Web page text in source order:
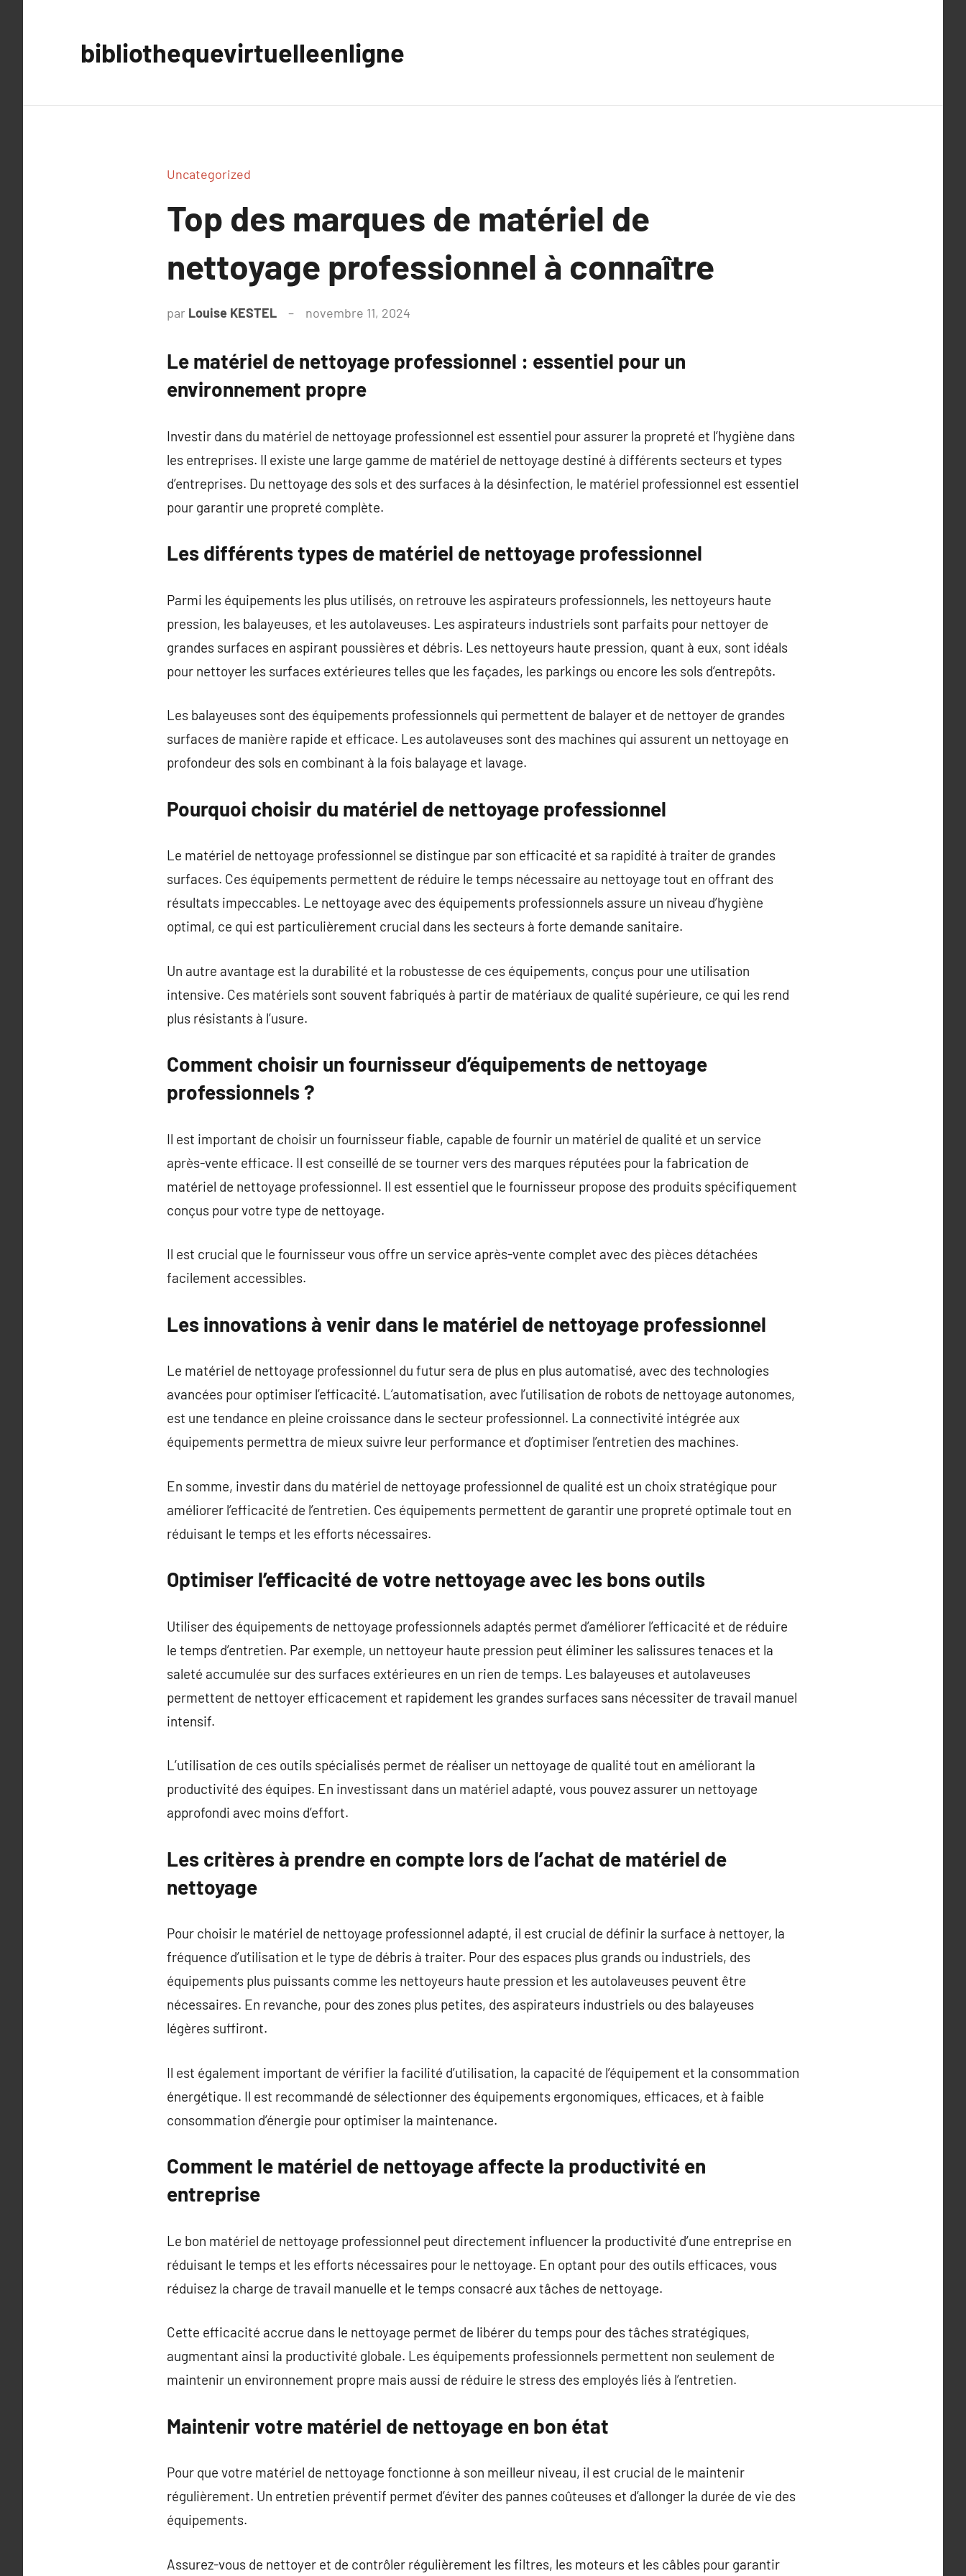
bibliothequevirtuelleenligne
Uncategorized
Top des marques de matériel de
nettoyage professionnel à connaître
par Louise KESTEL novembre 11, 2024
Le matériel de nettoyage professionnel : essentiel pour un
environnement propre
Investir dans du matériel de nettoyage professionnel est essentiel pour assurer la propreté et l’hygiène dans
les entreprises. Il existe une large gamme de matériel de nettoyage destiné à différents secteurs et types
d’entreprises. Du nettoyage des sols et des surfaces à la désinfection, le matériel professionnel est essentiel
pour garantir une propreté complète.
Les différents types de matériel de nettoyage professionnel
Parmi les équipements les plus utilisés, on retrouve les aspirateurs professionnels, les nettoyeurs haute
pression, les balayeuses, et les autolaveuses. Les aspirateurs industriels sont parfaits pour nettoyer de
grandes surfaces en aspirant poussières et débris. Les nettoyeurs haute pression, quant à eux, sont idéals
pour nettoyer les surfaces extérieures telles que les façades, les parkings ou encore les sols d’entrepôts.
Les balayeuses sont des équipements professionnels qui permettent de balayer et de nettoyer de grandes
surfaces de manière rapide et efficace. Les autolaveuses sont des machines qui assurent un nettoyage en
profondeur des sols en combinant à la fois balayage et lavage.
Pourquoi choisir du matériel de nettoyage professionnel
Le matériel de nettoyage professionnel se distingue par son efficacité et sa rapidité à traiter de grandes
surfaces. Ces équipements permettent de réduire le temps nécessaire au nettoyage tout en offrant des
résultats impeccables. Le nettoyage avec des équipements professionnels assure un niveau d’hygiène
optimal, ce qui est particulièrement crucial dans les secteurs à forte demande sanitaire.
Un autre avantage est la durabilité et la robustesse de ces équipements, conçus pour une utilisation
intensive. Ces matériels sont souvent fabriqués à partir de matériaux de qualité supérieure, ce qui les rend
plus résistants à l’usure.
Comment choisir un fournisseur d’équipements de nettoyage
professionnels ?
Il est important de choisir un fournisseur fiable, capable de fournir un matériel de qualité et un service
après-vente efficace. Il est conseillé de se tourner vers des marques réputées pour la fabrication de
matériel de nettoyage professionnel. Il est essentiel que le fournisseur propose des produits spécifiquement
conçus pour votre type de nettoyage.
Il est crucial que le fournisseur vous offre un service après-vente complet avec des pièces détachées
facilement accessibles.
Les innovations à venir dans le matériel de nettoyage professionnel
Le matériel de nettoyage professionnel du futur sera de plus en plus automatisé, avec des technologies
avancées pour optimiser l’efficacité. L’automatisation, avec l’utilisation de robots de nettoyage autonomes,
est une tendance en pleine croissance dans le secteur professionnel. La connectivité intégrée aux
équipements permettra de mieux suivre leur performance et d’optimiser l’entretien des machines.
En somme, investir dans du matériel de nettoyage professionnel de qualité est un choix stratégique pour
améliorer l’efficacité de l’entretien. Ces équipements permettent de garantir une propreté optimale tout en
réduisant le temps et les efforts nécessaires.
Optimiser l’efficacité de votre nettoyage avec les bons outils
Utiliser des équipements de nettoyage professionnels adaptés permet d’améliorer l’efficacité et de réduire
le temps d’entretien. Par exemple, un nettoyeur haute pression peut éliminer les salissures tenaces et la
saleté accumulée sur des surfaces extérieures en un rien de temps. Les balayeuses et autolaveuses
permettent de nettoyer efficacement et rapidement les grandes surfaces sans nécessiter de travail manuel
intensif.
L’utilisation de ces outils spécialisés permet de réaliser un nettoyage de qualité tout en améliorant la
productivité des équipes. En investissant dans un matériel adapté, vous pouvez assurer un nettoyage
approfondi avec moins d’effort.
Les critères à prendre en compte lors de l’achat de matériel de
nettoyage
Pour choisir le matériel de nettoyage professionnel adapté, il est crucial de définir la surface à nettoyer, la
fréquence d’utilisation et le type de débris à traiter. Pour des espaces plus grands ou industriels, des
équipements plus puissants comme les nettoyeurs haute pression et les autolaveuses peuvent être
nécessaires. En revanche, pour des zones plus petites, des aspirateurs industriels ou des balayeuses
légères suffiront.
Il est également important de vérifier la facilité d’utilisation, la capacité de l’équipement et la consommation
énergétique. Il est recommandé de sélectionner des équipements ergonomiques, efficaces, et à faible
consommation d’énergie pour optimiser la maintenance.
Comment le matériel de nettoyage affecte la productivité en
entreprise
Le bon matériel de nettoyage professionnel peut directement influencer la productivité d’une entreprise en
réduisant le temps et les efforts nécessaires pour le nettoyage. En optant pour des outils efficaces, vous
réduisez la charge de travail manuelle et le temps consacré aux tâches de nettoyage.
Cette efficacité accrue dans le nettoyage permet de libérer du temps pour des tâches stratégiques,
augmentant ainsi la productivité globale. Les équipements professionnels permettent non seulement de
maintenir un environnement propre mais aussi de réduire le stress des employés liés à l’entretien.
Maintenir votre matériel de nettoyage en bon état
Pour que votre matériel de nettoyage fonctionne à son meilleur niveau, il est crucial de le maintenir
régulièrement. Un entretien préventif permet d’éviter des pannes coûteuses et d’allonger la durée de vie des
équipements.
Assurez-vous de nettoyer et de contrôler régulièrement les filtres, les moteurs et les câbles pour garantir